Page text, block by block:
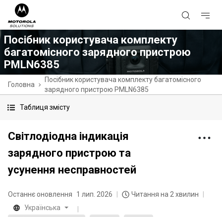
Посібник користувача комплекту
багатомісного зарядного пристрою
PMLN6385
Головна
Посібник користувача комплекту багатомісного
зарядного пристрою PMLN6385
Таблиця змісту
Світлодіодна індикація
зарядного пристрою та
усунення несправностей
Останнє оновлення 1 лип. 2026
Читання на 2 хвилин
Українська